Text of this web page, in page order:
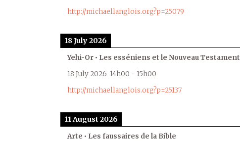
http://michaellanglois.org?p=25079
18 July 2026
Yehi-Or • Les esséniens et le Nouveau Testament
18 July 2026 14h00 - 15h00
http://michaellanglois.org?p=25137
11 August 2026
Arte • Les faussaires de la Bible